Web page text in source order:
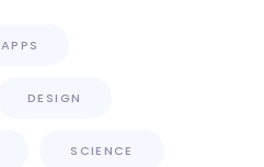
APPS
DESIGN
SCIENCE